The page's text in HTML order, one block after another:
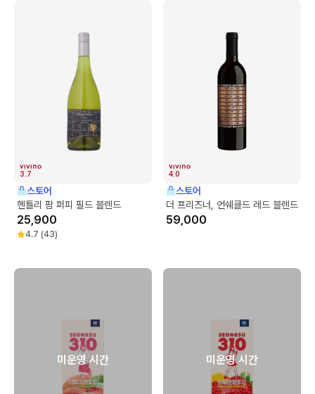
3.7
스토어
헨틀리 팜 퍼피 필드 블렌드
25,900
4.7 (43)
4.0
스토어
더 프리즈너, 언쉐클드 레드 블렌드
59,000
미운영 시간 미운영 시간